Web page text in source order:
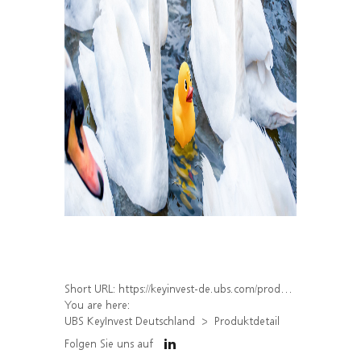
Short URL: https://keyinvest-de.ubs.com/produkt/detail/index/isin/DE000WA8GCW1
You are here:
UBS KeyInvest Deutschland
Produktdetail
Folgen Sie uns auf